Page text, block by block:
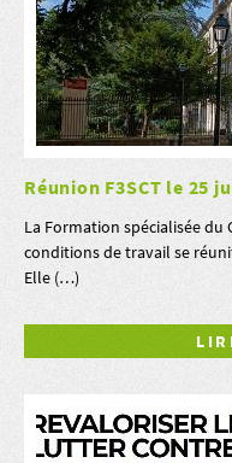
Réunion F3SCT le 25
La Formation spécialisée du
conditions de travail se
Elle (…)